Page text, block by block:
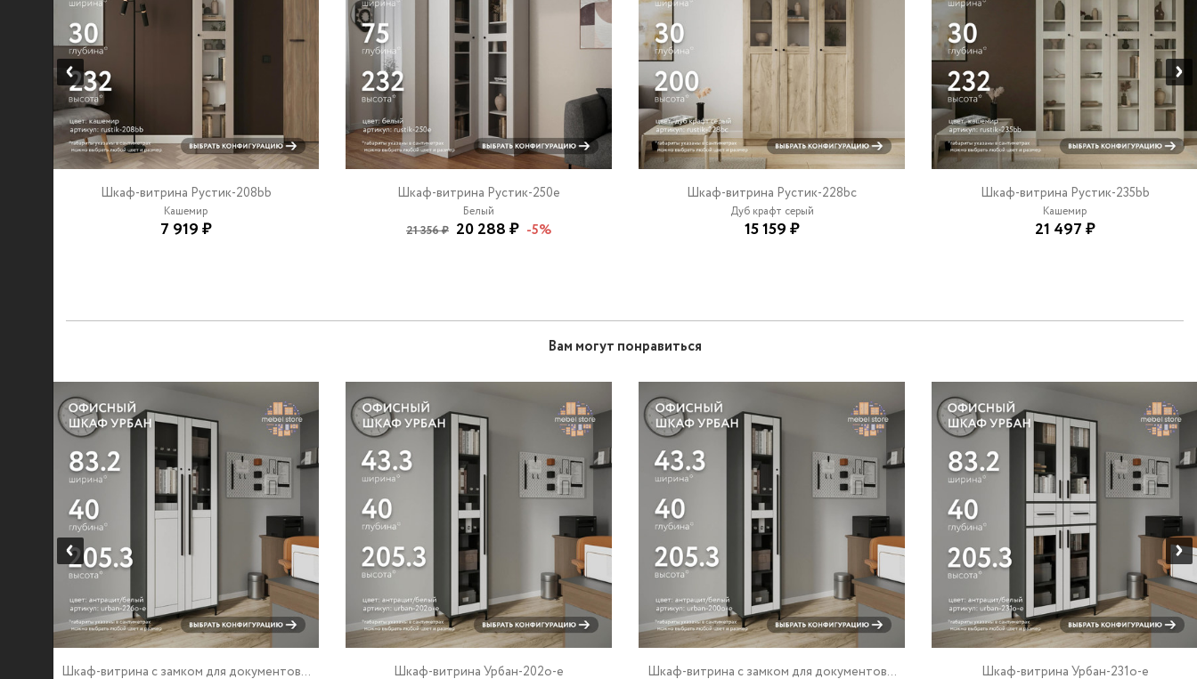
Шкаф-витрина Рустик-208bb
Кашемир
7 919 ₽
Шкаф-витрина Рустик-250e
Белый
21 356 ₽ 20 288 ₽ -5%
Шкаф-витрина Рустик-228bc
Дуб крафт серый
15 159 ₽
Шкаф-витрина Рустик-235bb
Кашемир
21 497 ₽
Вам могут понравиться
Шкаф-витрина с замком для документов... Шкаф-витрина Урбан-202o-e Шкаф-витрина с замком для документов... Шкаф-витрина Урбан-231o-e